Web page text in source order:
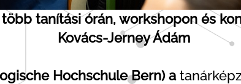
tanítási órán, workshopon és
Kovács-Jerney Ádám
Hochschule Bern) a